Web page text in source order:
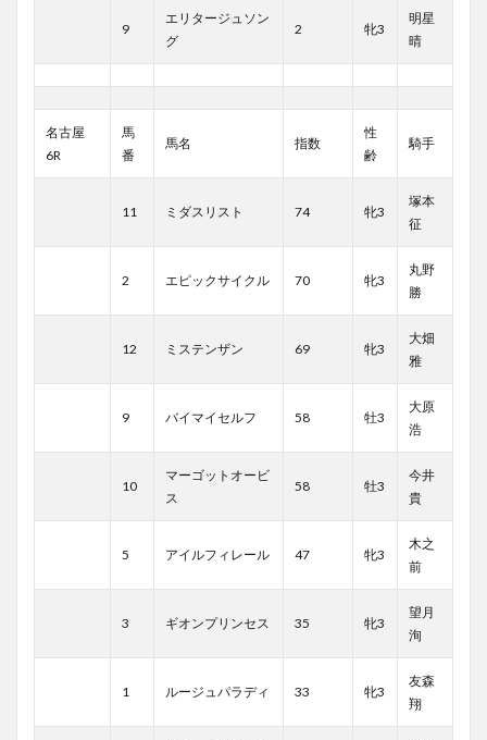
9
エリタージュソン
グ
2 牝3
明星
晴
名古屋
6R
馬
番
馬名 指数
性
齢
騎手
11 ミダスリスト 74 牝3
塚本
征
2 エピックサイクル 70 牝3
丸野
勝
12 ミステンザン 69 牝3
大畑
雅
9 バイマイセルフ 58 牡3
大原
浩
10
マーゴットオービ
ス
58 牡3
今井
貴
5 アイルフィレール 47 牝3
木之
前
3 ギオンプリンセス 35 牝3
望月
洵
1 ルージュパラディ 33 牝3
友森
翔